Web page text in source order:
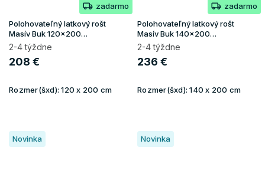
zadarmo
Polohovateľný latkový rošt
Masív Buk 120x200
(150kg/osoba)
2-4 týždne
208 €
Rozmer(šxd):120 x 200 cm
zadarmo
Polohovateľný latkový rošt
Masív Buk 140x200
(150kg/osoba)
2-4 týždne
236 €
Rozmer(šxd):140 x 200 cm
Novinka Novinka